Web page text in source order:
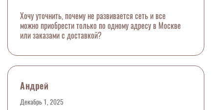
Хочу уточнить, почему не развивается сеть и все
можно приобрести только по одному адресу в Москве
или заказами с доставкой?
Андрей
Декабрь 1, 2025